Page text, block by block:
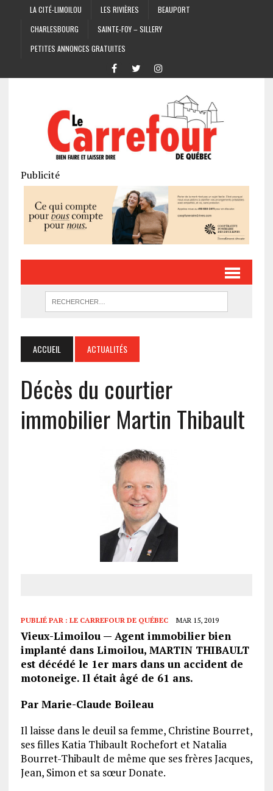
LA CITÉ-LIMOILOU LES RIVIÈRES
BEAUPORT
CHARLESBOURG
SAINTE-FOY – SILLERY
PETITES ANNONCES GRATUITES
Publicité
ACCUEIL ACTUALITÉS
Décès du courtier
immobilier Martin Thibault
PUBLIÉ PAR : LE CARREFOUR DE QUÉBEC MAR 15, 2019
Vieux-Limoilou — Agent immobilier bien
implanté dans Limoilou, MARTIN THIBAULT
est décédé le 1er mars dans un accident de
motoneige. Il était âgé de 61 ans.
Par Marie-Claude Boileau
Il laisse dans le deuil sa femme, Christine Bourret,
ses filles Katia Thibault Rochefort et Natalia
Bourret-Thibault de même que ses frères Jacques,
Jean, Simon et sa sœur Donate.